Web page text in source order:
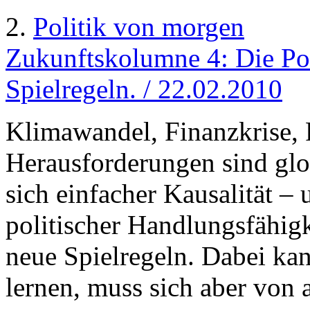
2. Politik von morgen
Zukunftskolumne 4: Die
Spielregeln. / 22.02.2010
Klimawandel, Finanzkrise,
Herausforderungen sind
sich einfacher Kausalität –
politischer
neue Spielregeln. Dabei
lernen, muss sich aber von